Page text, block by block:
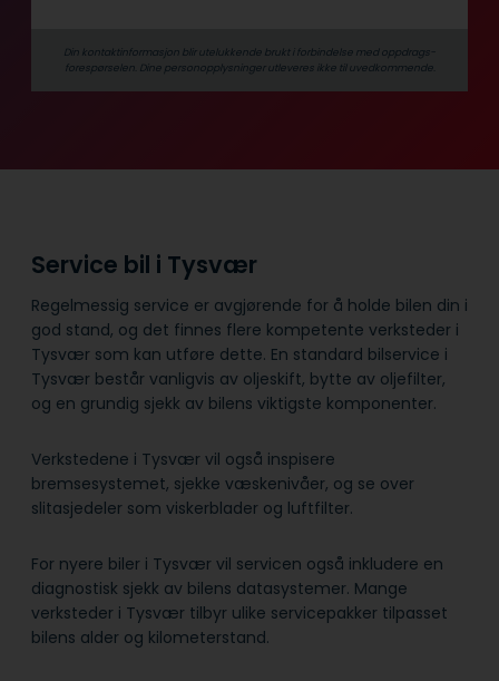
Din kontaktinformasjon blir utelukkende brukt i forbindelse med oppdrags­
forespørselen. Dine person­­opplysninger utleveres ikke til uvedkommende.
Service bil i Tysvær
Regelmessig service er avgjørende for å holde bilen din i
god stand, og det finnes flere kompetente verksteder i
Tysvær som kan utføre dette. En standard bilservice i
Tysvær består vanligvis av oljeskift, bytte av oljefilter,
og en grundig sjekk av bilens viktigste komponenter.
Verkstedene i Tysvær vil også inspisere
bremsesystemet, sjekke væskenivåer, og se over
slitasjedeler som viskerblader og luftfilter.
For nyere biler i Tysvær vil servicen også inkludere en
diagnostisk sjekk av bilens datasystemer. Mange
verksteder i Tysvær tilbyr ulike servicepakker tilpasset
bilens alder og kilometerstand.